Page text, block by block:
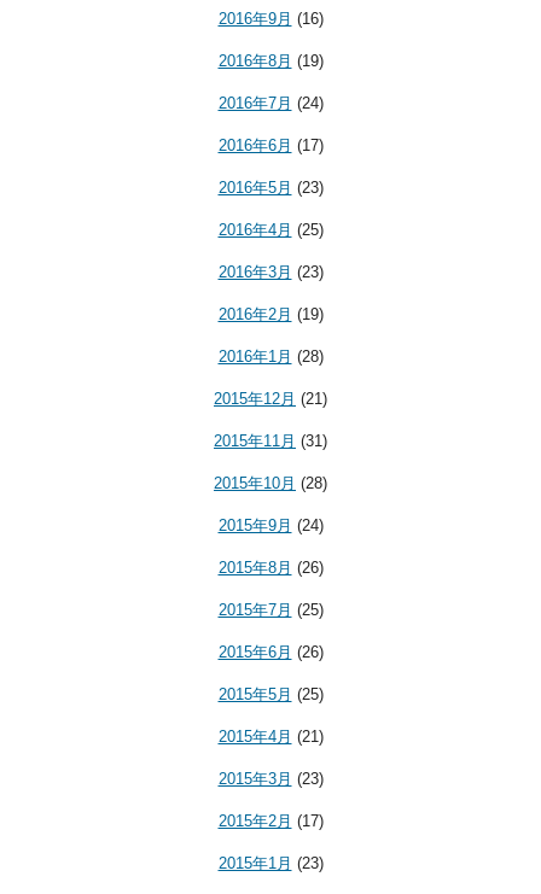
2016年9月 (16)
2016年8月 (19)
2016年7月 (24)
2016年6月 (17)
2016年5月 (23)
2016年4月 (25)
2016年3月 (23)
2016年2月 (19)
2016年1月 (28)
2015年12月 (21)
2015年11月 (31)
2015年10月 (28)
2015年9月 (24)
2015年8月 (26)
2015年7月 (25)
2015年6月 (26)
2015年5月 (25)
2015年4月 (21)
2015年3月 (23)
2015年2月 (17)
2015年1月 (23)